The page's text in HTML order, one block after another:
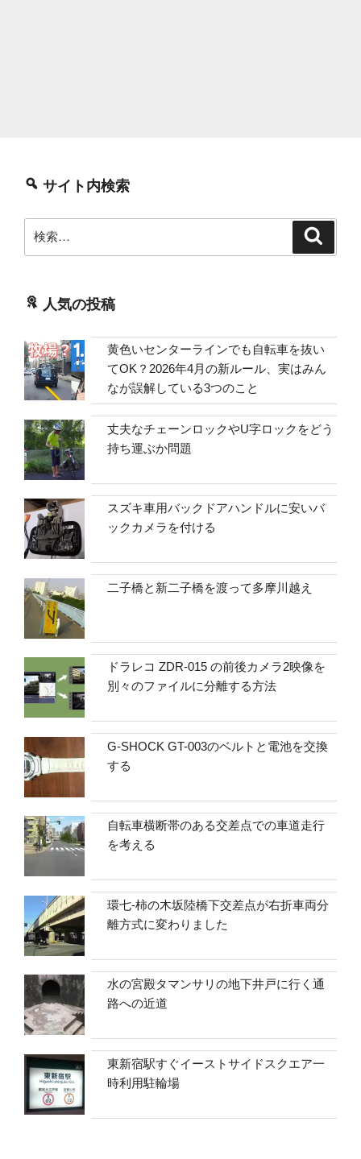
サイト内検索
索:
人気の投稿
黄色いセンターラインでも自転車を抜い
てOK？2026年4月の新ルール、実はみん
なが誤解している3つのこと
丈夫なチェーンロックやU字ロックをどう
持ち運ぶか問題
スズキ車用バックドアハンドルに安いバ
ックカメラを付ける
二子橋と新二子橋を渡って多摩川越え
ドラレコ ZDR-015 の前後カメラ2映像を
別々のファイルに分離する方法
G-SHOCK GT-003のベルトと電池を交換
する
自転車横断帯のある交差点での車道走行
を考える
環七-柿の木坂陸橋下交差点が右折車両分
離方式に変わりました
水の宮殿タマンサリの地下井戸に行く通
路への近道
東新宿駅すぐイーストサイドスクエア一
時利用駐輪場